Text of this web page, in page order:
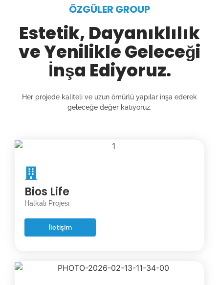
ÖZGÜLER GROUP
Estetik, Dayanıklılık
ve Yenilikle Geleceği
İnşa Ediyoruz.
Her projede kaliteli ve uzun ömürlü yapılar inşa ederek
geleceğe değer katıyoruz.
Bios Life
Halkalı Projesi
İletişim